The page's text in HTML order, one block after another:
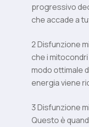
progressivo
che accade a
2 Disfunzione
che i
modo ottimale
energia viene
3 Disfunzione
Questo è